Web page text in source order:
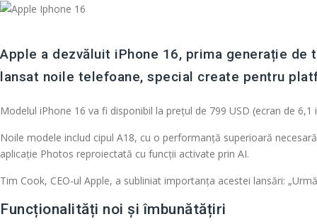
Apple a dezvăluit iPhone 16, prima generație
lansat noile telefoane, special create pentru
Modelul iPhone 16 va fi disponibil la prețul de 799 USD (ecran de
Noile modele includ cipul A18, cu o performanță superioară
aplicație Photos reproiectată cu funcții activate prin AI.
Tim Cook, CEO-ul Apple, a subliniat importanța acestei lansări:
Funcționalități noi și îmbunătățiri